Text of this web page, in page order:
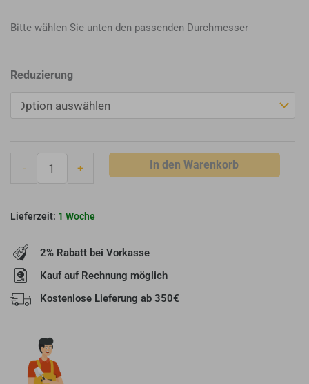
Bitte wählen Sie unten den passenden Durchmesser
Reduzierung
-
Muldenthaler
Menge
+ In den Warenkorb
1 Woche
2% Rabatt bei Vorkasse
Kauf auf Rechnung möglich
Kostenlose Lieferung ab 350€